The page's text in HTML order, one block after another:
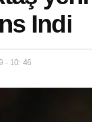
Indi
- 10: 46